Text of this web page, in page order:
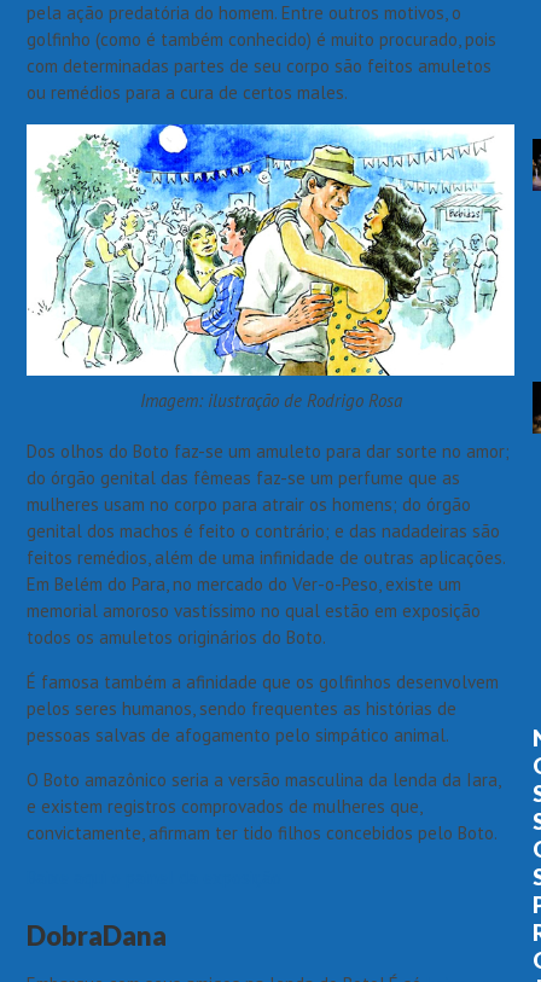
pela ação predatória do homem. Entre outros motivos, o
golfinho (como é também conhecido) é muito procurado, pois
com determinadas partes de seu corpo são feitos amuletos
ou remédios para a cura de certos males.
Imagem: ilustração de Rodrigo Rosa
Dos olhos do Boto faz-se um amuleto para dar sorte no amor;
do órgão genital das fêmeas faz-se um perfume que as
mulheres usam no corpo para atrair os homens; do órgão
genital dos machos é feito o contrário; e das nadadeiras são
feitos remédios, além de uma infinidade de outras aplicações.
Em Belém do Para, no mercado do Ver-o-Peso, existe um
memorial amoroso vastíssimo no qual estão em exposição
todos os amuletos originários do Boto.
É famosa também a afinidade que os golfinhos desenvolvem
pelos seres humanos, sendo frequentes as histórias de
pessoas salvas de afogamento pelo simpático animal.
O Boto amazônico seria a versão masculina da lenda da Iara,
e existem registros comprovados de mulheres que,
convictamente, afirmam ter tido filhos concebidos pelo Boto.
DobraDana